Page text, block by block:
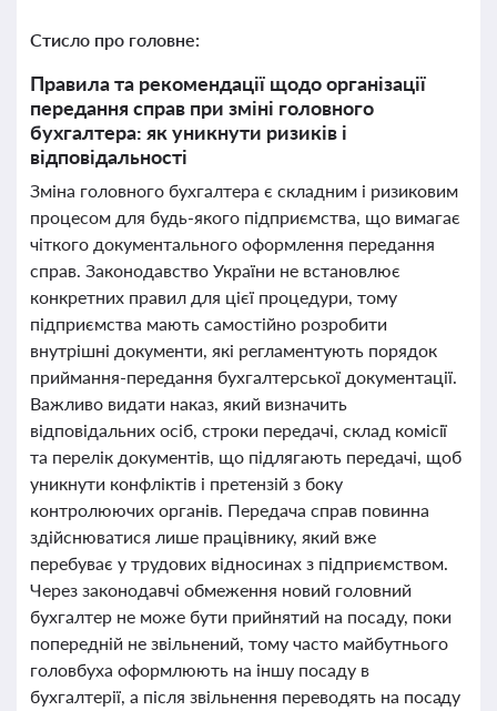
Стисло про головне:
Правила та рекомендації щодо організації
передання справ при зміні головного
бухгалтера: як уникнути ризиків і
відповідальності
Зміна головного бухгалтера є складним і ризиковим
процесом для будь-якого підприємства, що вимагає
чіткого документального оформлення передання
справ. Законодавство України не встановлює
конкретних правил для цієї процедури, тому
підприємства мають самостійно розробити
внутрішні документи, які регламентують порядок
приймання-передання бухгалтерської документації.
Важливо видати наказ, який визначить
відповідальних осіб, строки передачі, склад комісії
та перелік документів, що підлягають передачі, щоб
уникнути конфліктів і претензій з боку
контролюючих органів. Передача справ повинна
здійснюватися лише працівнику, який вже
перебуває у трудових відносинах з підприємством.
Через законодавчі обмеження новий головний
бухгалтер не може бути прийнятий на посаду, поки
попередній не звільнений, тому часто майбутнього
головбуха оформлюють на іншу посаду в
бухгалтерії, а після звільнення переводять на посаду